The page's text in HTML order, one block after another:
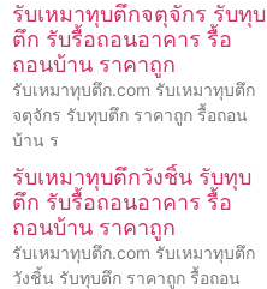
รับเหมาทุบตึกจตุจักร รับทุบ
ตึก รับรื้อถอนอาคาร รื้อ
ถอนบ้าน ราคาถูก
รับเหมาทุบตึก.com รับเหมาทุบตึก
จตุจักร รับทุบตึก ราคาถูก รื้อถอน
บ้าน ร
รับเหมาทุบตึกวังชิ้น รับทุบ
ตึก รับรื้อถอนอาคาร รื้อ
ถอนบ้าน ราคาถูก
รับเหมาทุบตึก.com รับเหมาทุบตึก
วังชิ้น รับทุบตึก ราคาถูก รื้อถอน